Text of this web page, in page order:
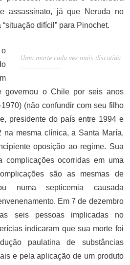
assassinato, já que Neruda no
difícil” para Pinochet.
Uma morte cada vez mais discutida
o
governou o Chile por seis anos
(não confundir com seu filho
presidente do país entre 1994 e
na mesma clínica, a Santa María,
oposição ao regime. Sua
complicações ocorridas em uma
são as mesmas de
numa septicemia causada
Em 7 de dezembro
seis pessoas implicadas no
indicaram que sua morte foi
paulatina de substâncias
e pela aplicação de um produto